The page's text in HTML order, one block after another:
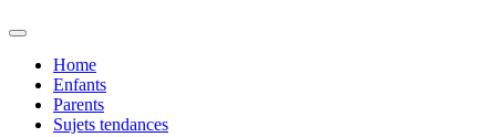
Home
Enfants
Parents
Sujets tendances